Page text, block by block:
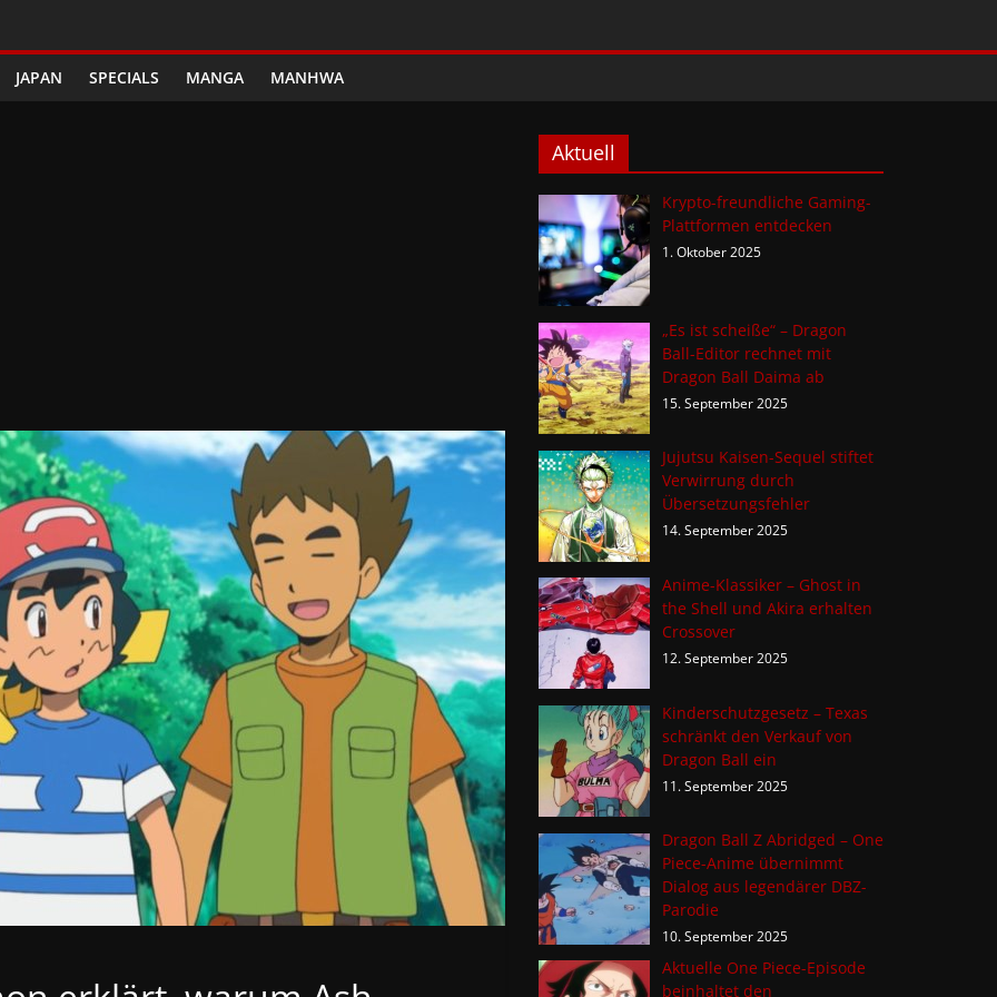
JAPAN SPECIALS MANGA MANHWA
Aktuell
Krypto-freundliche Gaming-
Plattformen entdecken
1. Oktober 2025
„Es ist scheiße“ – Dragon
Ball-Editor rechnet mit
Dragon Ball Daima ab
15. September 2025
Jujutsu Kaisen-Sequel stiftet
Verwirrung durch
Übersetzungsfehler
14. September 2025
Anime-Klassiker – Ghost in
the Shell und Akira erhalten
Crossover
12. September 2025
Kinderschutzgesetz – Texas
schränkt den Verkauf von
Dragon Ball ein
11. September 2025
Dragon Ball Z Abridged – One
Piece-Anime übernimmt
Dialog aus legendärer DBZ-
Parodie
10. September 2025
Aktuelle One Piece-Episode
beinhaltet den